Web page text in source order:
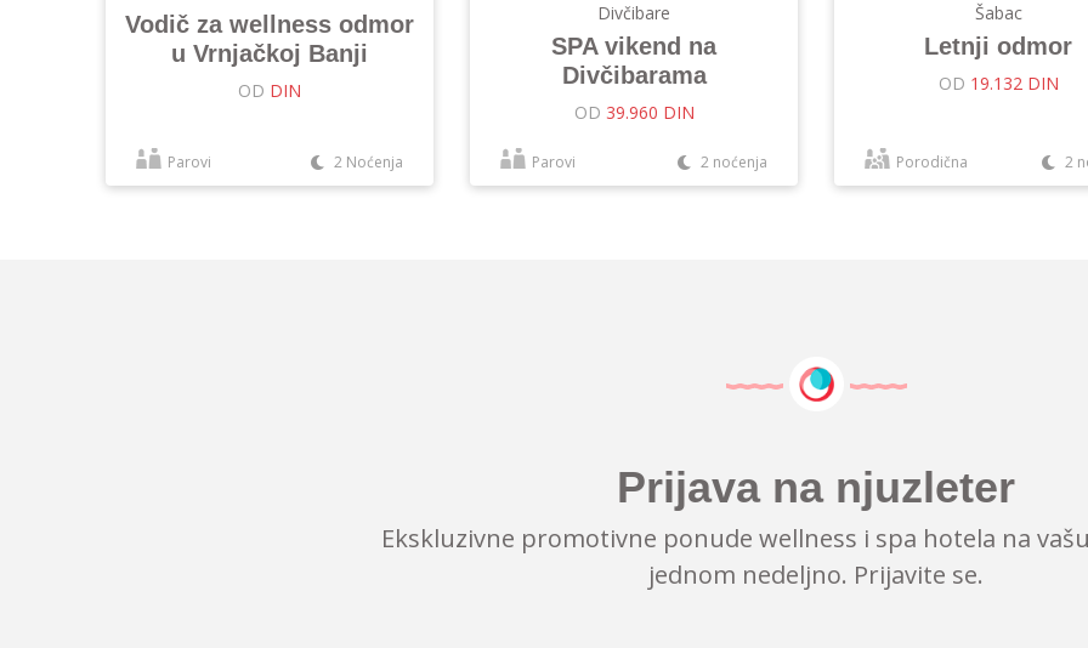
Vodič za wellness odmor
u Vrnjačkoj Banji
OD DIN
Parovi 2 Noćenja
Divčibare
SPA vikend na
Divčibarama
OD 39.960 DIN
Parovi 2 noćenja
Šabac
Letnji odmor
OD 19.132 DIN
Porodična 2
Prijava na njuzleter
Ekskluzivne promotivne ponude wellness i spa hotela na
jednom nedeljno. Prijavite se.